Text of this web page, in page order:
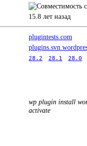
15.8 лет назад
plugintests.com
28.2 28.1 28.0
wp plugin install
activate